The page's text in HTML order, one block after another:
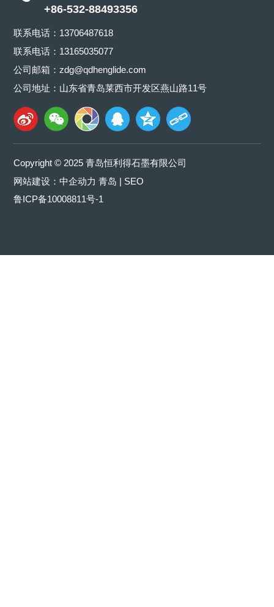
+86-532-88493356
联系电话： 13706487618
联系电话： 13165035077
公司邮箱：zdg@qdhenglide.com
公司地址：山东省青岛莱西市开发区燕山路11号
Copyright © 2025 青岛恒利得石墨有限公司
网站建设：中企动力 青岛 | SEO
鲁ICP备10008811号-1